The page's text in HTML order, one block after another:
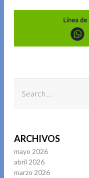
ARCHIVOS
mayo 2026
abril 2026
marzo 2026